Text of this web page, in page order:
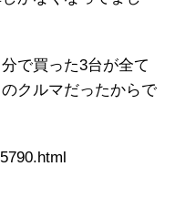
で買った3台が全て
クルマだったからで